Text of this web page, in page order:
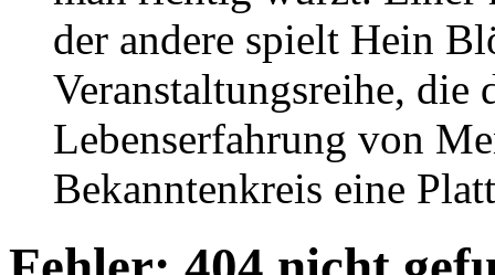
der andere spielt Hein
Veranstaltungsreihe, die
Lebenserfahrung von
Bekanntenkreis eine